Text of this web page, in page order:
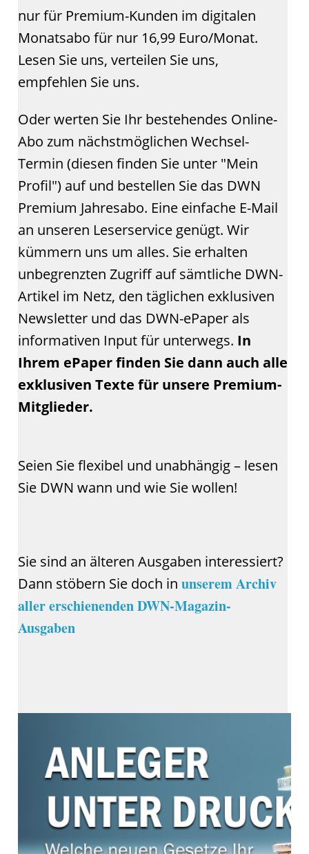
nur für Premium-Kunden im digitalen
Monatsabo für nur 16,99 Euro/Monat.
Lesen Sie uns, verteilen Sie uns,
empfehlen Sie uns.
Oder werten Sie Ihr bestehendes Online-
Abo zum nächstmöglichen Wechsel-
Termin (diesen finden Sie unter "Mein
Profil") auf und bestellen Sie das DWN
Premium Jahresabo. Eine einfache E-Mail
an unseren Leserservice genügt. Wir
kümmern uns um alles. Sie erhalten
unbegrenzten Zugriff auf sämtliche DWN-
Artikel im Netz, den täglichen exklusiven
Newsletter und das DWN-ePaper als
informativen Input für unterwegs. In
Ihrem ePaper finden Sie dann auch alle
exklusiven Texte für unsere Premium-
Mitglieder.
Seien Sie flexibel und unabhängig – lesen
Sie DWN wann und wie Sie wollen!
Sie sind an älteren Ausgaben interessiert?
Dann stöbern Sie doch in unserem Archiv
aller erschienenden DWN-Magazin-
Ausgaben